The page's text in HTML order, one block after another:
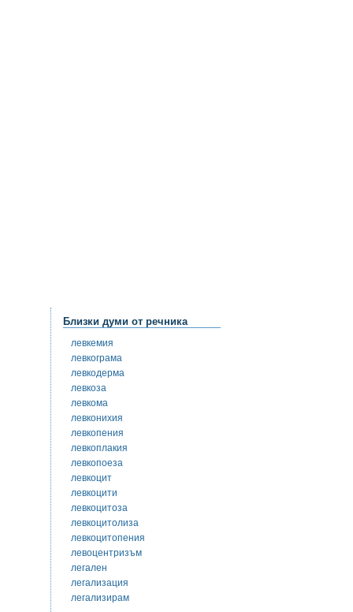
Близки думи от речника
левкемия
левкограма
левкодерма
левкоза
левкома
левконихия
левкопения
левкоплакия
левкопоеза
левкоцит
левкоцити
левкоцитоза
левкоцитолиза
левкоцитопения
левоцентризъм
легален
легализация
легализирам